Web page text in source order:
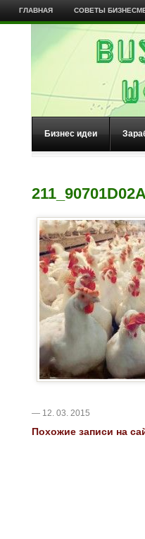
ГЛАВНАЯ СОВЕТЫ
Бизнес идеи
— 12. 03. 2015
Похожие записи на